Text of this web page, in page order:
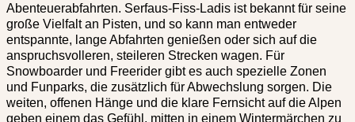
Abenteuerabfahrten. Serfaus-Fiss-Ladis ist bekannt für seine
große Vielfalt an Pisten, und so kann man entweder
entspannte, lange Abfahrten genießen oder sich auf die
anspruchsvolleren, steileren Strecken wagen. Für
Snowboarder und Freerider gibt es auch spezielle Zonen
und Funparks, die zusätzlich für Abwechslung sorgen. Die
weiten, offenen Hänge und die klare Fernsicht auf die Alpen
geben einem das Gefühl, mitten in einem Wintermärchen zu